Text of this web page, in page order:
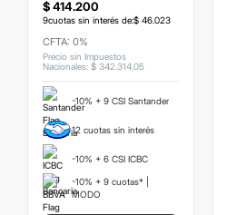
Mate
$ 414.200
9cuotas sin interés de:$ 46.023
CFTA: 0%
Precio sin Impuestos
Nacionales: $ 342 314,05
-10% + 9 CSI Santander
12 cuotas sin interés
-10% + 6 CSI ICBC
-10% + 9 cuotas* |
MODO